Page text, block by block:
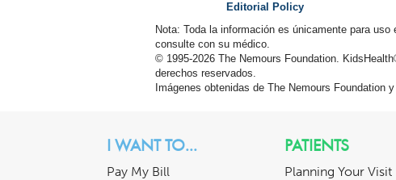
Editorial Policy
Nota: Toda la información es únicamente para
consulte con su médico.
© 1995-2026 The Nemours Foundation.
derechos reservados.
Imágenes obtenidas de The Nemours Foundation
I WANT TO...
Pay My Bill
PATIENTS
Planning Your Visit